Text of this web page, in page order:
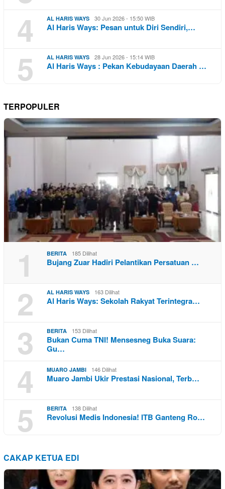
4
AL HARIS WAYS 30 Jun 2026 - 15:50 WIB
Al Haris Ways: Pesan untuk Diri Sendiri,…
5 AL HARIS WAYS 28 Jun 2026 - 15:14 WIB
Al Haris Ways : Pekan Kebudayaan Daerah …
TERPOPULER
1 BERITA 185 Dilihat
Bujang Zuar Hadiri Pelantikan Persatuan …
2 AL HARIS WAYS 163 Dilihat
Al Haris Ways: Sekolah Rakyat Terintegra…
3 BERITA 153 Dilihat
Bukan Cuma TNI! Mensesneg Buka Suara:
Gu…
4 MUARO JAMBI 146 Dilihat
Muaro Jambi Ukir Prestasi Nasional, Terb…
5 BERITA 138 Dilihat
Revolusi Medis Indonesia! ITB Ganteng Ro…
CAKAP KETUA EDI